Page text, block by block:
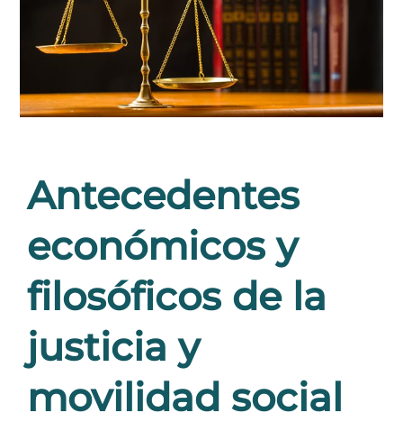
Antecedentes
económicos y
filosóficos de la
justicia y
movilidad social